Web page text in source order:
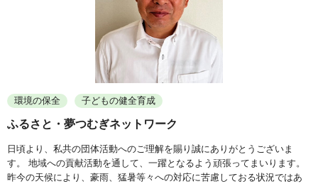
環境の保全 子どもの健全育成
ふるさと・夢つむぎネットワーク
日頃より、私共の団体活動へのご理解を賜り誠にありがとうございま
す。 地域への貢献活動を通して、一躍となるよう頑張ってまいります。
昨今の天候により、豪雨、猛暑等々への対応に苦慮しておる状況ではあ